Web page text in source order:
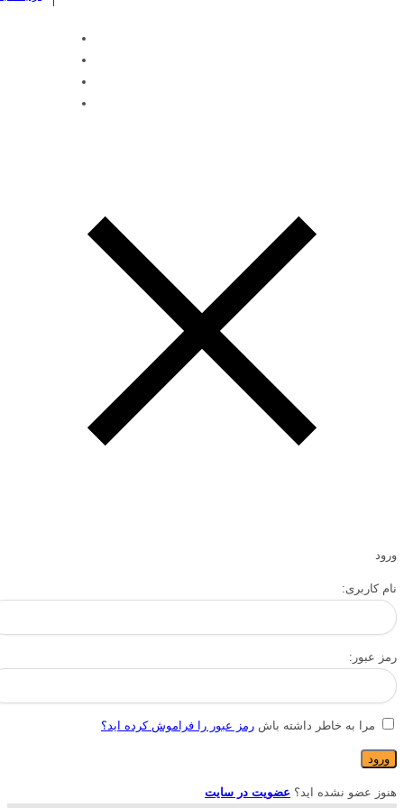
ورود
نام کاربری:
رمز عبور:
مرا به خاطر داشته باش رمز عبور را فراموش کرده اید؟
هنوز عضو نشده اید؟ عضویت در سایت